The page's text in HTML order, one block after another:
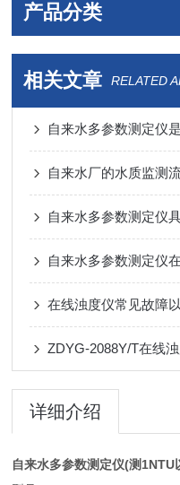
产品分类
相关文章 RELATED
自来水多参数测定仪
自来水厂的水质监测
自来水多参数测定仪
自来水多参数测定仪
在线浊度仪常见故障
ZDYG-2088Y/T在线
详细介绍
自来水多参数测定仪(测1NTU